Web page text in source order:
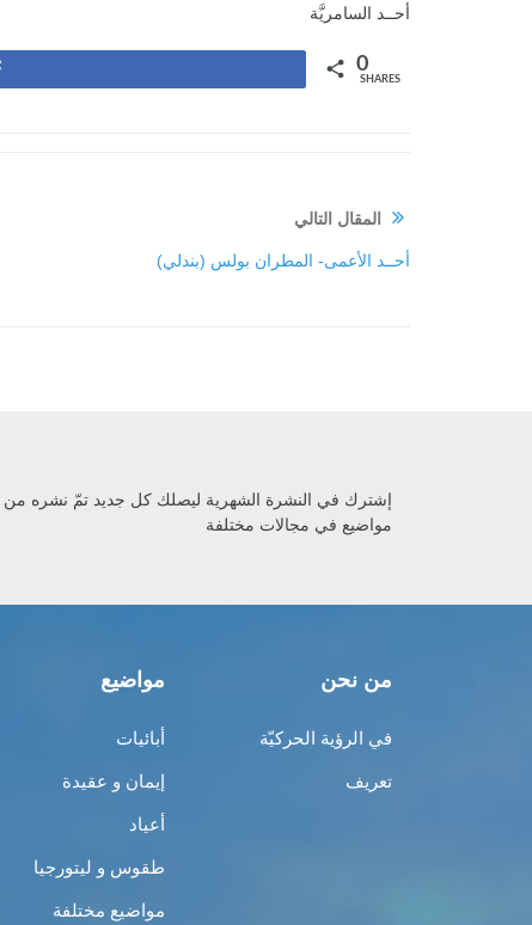
أحــد السامريَّة
0
SHARES
المقال التالي
أحــد الأعمى- المطران بولس (بندلي)
إشترك في النشرة الشهرية ليصلك كل جديد تمّ نشره من
مواضيع في مجالات مختلفة
من نحن
في الرؤية الحركيّة
تعريف
مواضيع
أبائيات
إيمان و عقيدة
أعياد
طقوس و ليتورجيا
مواضيع مختلفة